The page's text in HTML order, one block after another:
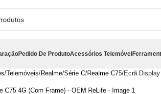
Pedido De ProdutoAcessórios Telemóvel
Telemóveis Realme Série C Realme C75 Ecrã